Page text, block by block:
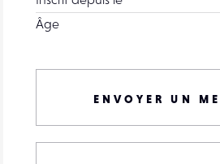
Âge
ENVOYER UN